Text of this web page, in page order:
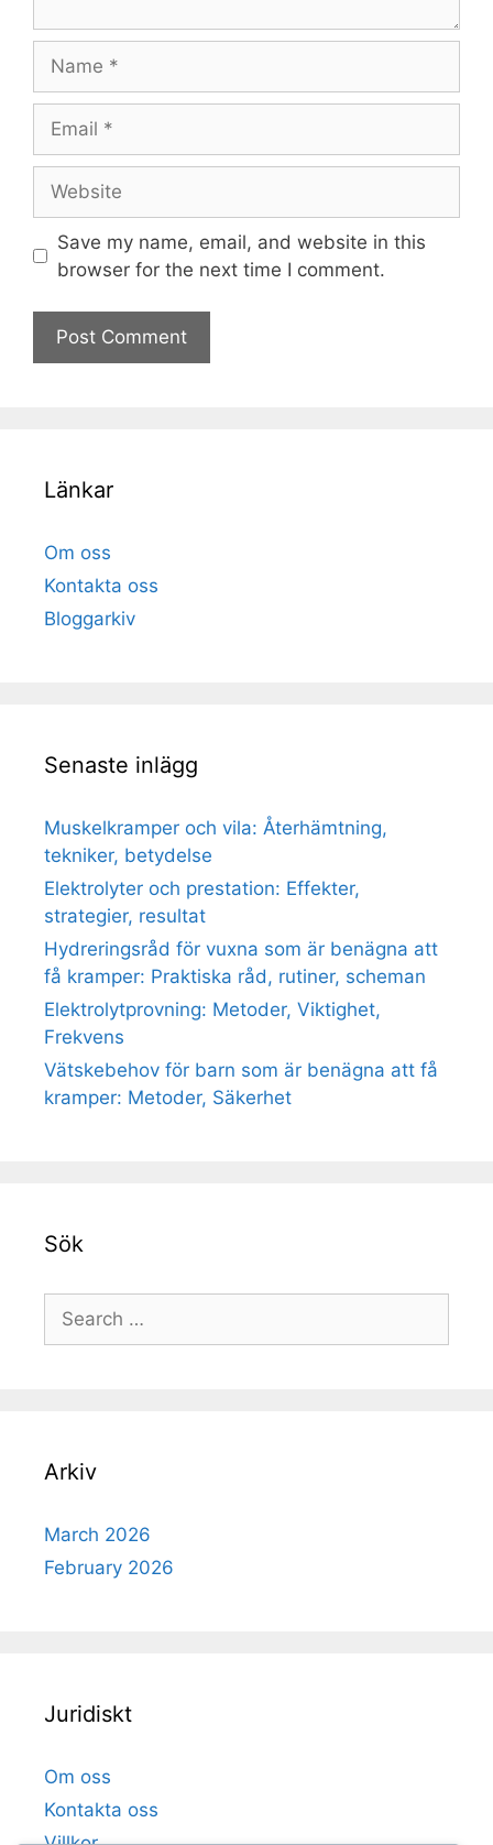
Save my name, email, and website in this
browser for the next time I comment.
Länkar
Om oss
Kontakta oss
Bloggarkiv
Senaste inlägg
Muskelkramper och vila: Återhämtning,
tekniker, betydelse
Elektrolyter och prestation: Effekter,
strategier, resultat
Hydreringsråd för vuxna som är benägna att
få kramper: Praktiska råd, rutiner, scheman
Elektrolytprovning: Metoder, Viktighet,
Frekvens
Vätskebehov för barn som är benägna att få
kramper: Metoder, Säkerhet
Sök
Search
for:
Arkiv
March 2026
February 2026
Juridiskt
Om oss
Kontakta oss